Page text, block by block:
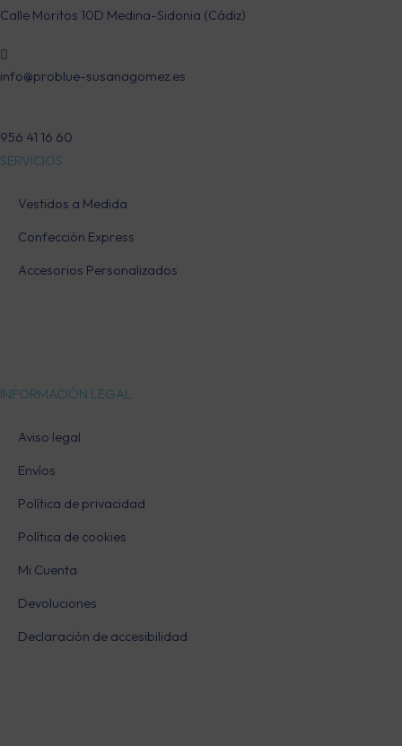
Calle Moritos 10D Medina-Sidonia (Cádiz)
info@problue-susanagomez.es
956 41 16 60
SERVICIOS
Vestidos a Medida
Confección Express
Accesorios Personalizados
INFORMACIÓN LEGAL
Aviso legal
Envíos
Política de privacidad
Política de cookies
Mi Cuenta
Devoluciones
Declaración de accesibilidad